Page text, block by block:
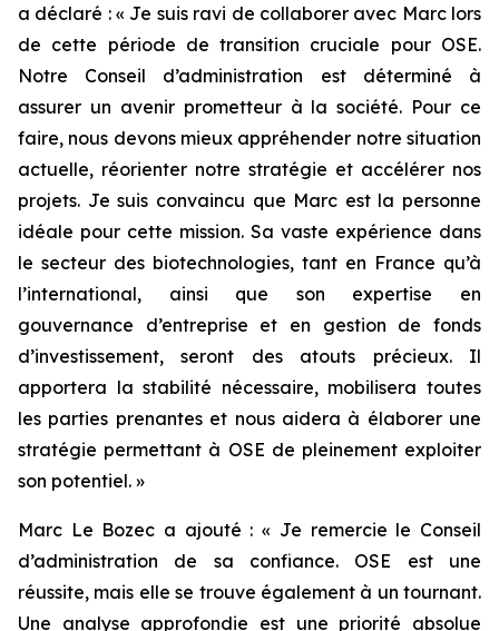
a déclaré : « Je suis ravi de collaborer avec Marc lors
de cette période de transition cruciale pour OSE.
Notre Conseil d’administration est déterminé à
assurer un avenir prometteur à la société. Pour ce
faire, nous devons mieux appréhender notre situation
actuelle, réorienter notre stratégie et accélérer nos
projets. Je suis convaincu que Marc est la personne
idéale pour cette mission. Sa vaste expérience dans
le secteur des biotechnologies, tant en France qu’à
l’international, ainsi que son expertise en
gouvernance d’entreprise et en gestion de fonds
d’investissement, seront des atouts précieux. Il
apportera la stabilité nécessaire, mobilisera toutes
les parties prenantes et nous aidera à élaborer une
stratégie permettant à OSE de pleinement exploiter
son potentiel. »
Marc Le Bozec a ajouté : « Je remercie le Conseil
d’administration de sa confiance. OSE est une
réussite, mais elle se trouve également à un tournant.
Une analyse approfondie est une priorité absolue